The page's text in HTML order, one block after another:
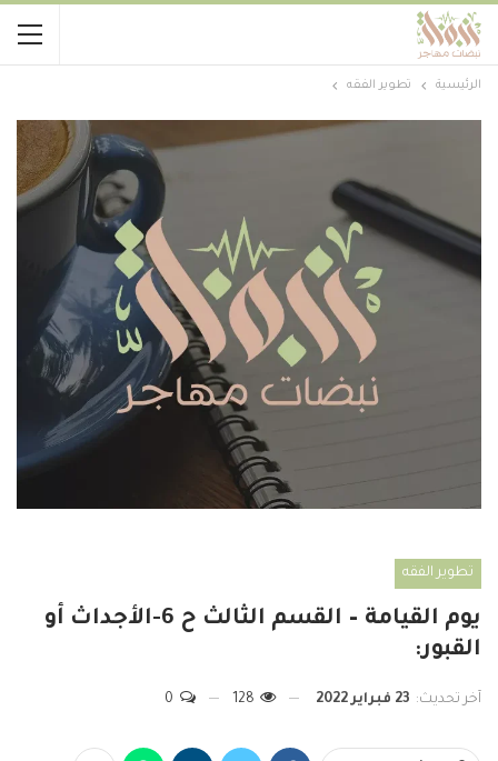
الرئيسية تطوير الفقه
تطوير الفقه
يوم القيامة – القسم الثالث ح 6-الأجداث أو
القبور:
آخر تحديث: 23 فبراير 2022